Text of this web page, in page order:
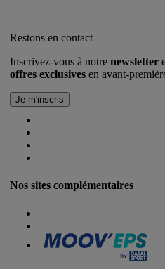
Restons en contact
Inscrivez-vous à notre newsletter
offres exclusives en avant-
Nos sites complémentaires